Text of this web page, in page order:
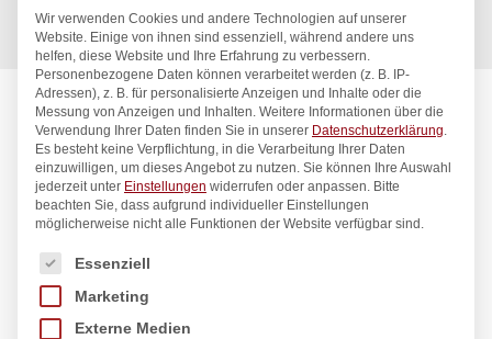
Präsentation
Tischgeschirr
Einschlagpapier, fettdicht, HENDI, Beige, 500 Stk., 250x350mm
Wir verwenden Cookies und andere Technologien auf unserer
Website. Einige von ihnen sind essenziell, während andere uns
helfen, diese Website und Ihre Erfahrung zu verbessern.
Personenbezogene Daten können verarbeitet werden (z. B. IP-
Adressen), z. B. für personalisierte Anzeigen und Inhalte oder die
Messung von Anzeigen und Inhalten. Weitere Informationen über die
Verwendung Ihrer Daten finden Sie in unserer Datenschutzerklärung.
Es besteht keine Verpflichtung, in die Verarbeitung Ihrer Daten
einzuwilligen, um dieses Angebot zu nutzen. Sie können Ihre Auswahl
jederzeit unter Einstellungen widerrufen oder anpassen. Bitte
beachten Sie, dass aufgrund individueller Einstellungen
möglicherweise nicht alle Funktionen der Website verfügbar sind.
Es folgt eine Liste der Service-Gruppen, für die eine
Essenziell
Marketing
Externe Medien